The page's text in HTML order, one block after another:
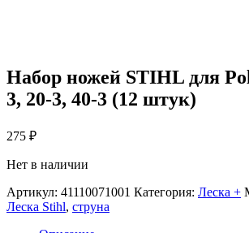
Набор ножей STIHL для
3, 20-3, 40-3 (12 штук)
275 ₽
Нет в наличии
Артикул: 41110071001 Категория: Леска +
Леска Stihl, струна